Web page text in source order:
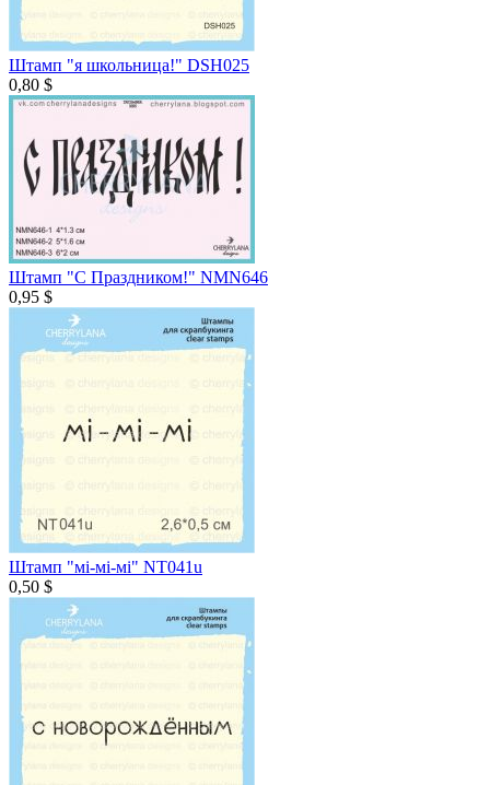
Штамп "я школьница!" DSH025
0,80 $
Штамп "С Праздником!" NMN646
0,95 $
Штамп "мі-мі-мі" NT041u
0,50 $